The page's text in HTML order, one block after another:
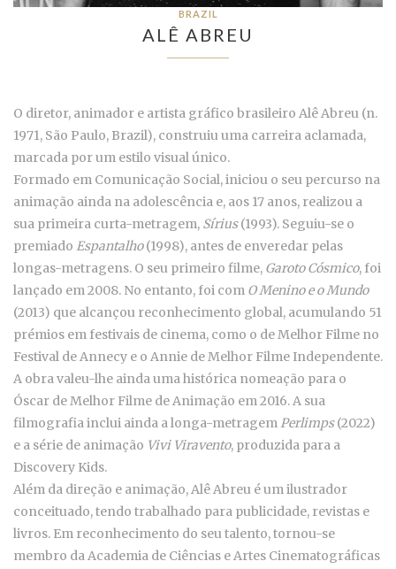
BRAZIL
ALÊ ABREU
O diretor, animador e artista gráfico brasileiro Alê Abreu (n.
1971, São Paulo, Brazil), construiu uma carreira aclamada,
marcada por um estilo visual único.
Formado em Comunicação Social, iniciou o seu percurso na
animação ainda na adolescência e, aos 17 anos, realizou a
sua primeira curta-metragem, Sírius(1993). Seguiu-se o
premiado Espantalho(1998), antes de enveredar pelas
longas-metragens. O seu primeiro filme, Garoto Cósmico, foi
lançado em 2008. No entanto, foi com O Menino e o Mundo
(2013) que alcançou reconhecimento global, acumulando 51
prémios em festivais de cinema, como o de Melhor Filme no
Festival de Annecy e o Annie de Melhor Filme Independente.
A obra valeu-lhe ainda uma histórica nomeação para o
Óscar de Melhor Filme de Animação em 2016. A sua
filmografia inclui ainda a longa-metragemPerlimps(2022)
e a série de animação Vivi Viravento, produzida para a
Discovery Kids.
Além da direção e animação, Alê Abreu é um ilustrador
conceituado, tendo trabalhado para publicidade, revistas e
livros. Em reconhecimento do seu talento, tornou-se
membro da Academia de Ciências e Artes Cinematográficas